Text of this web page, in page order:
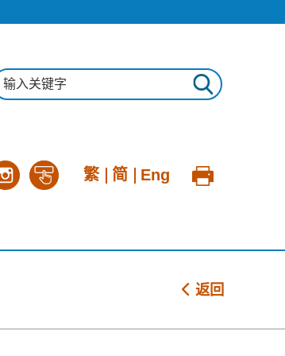
繁 简 Eng
返回